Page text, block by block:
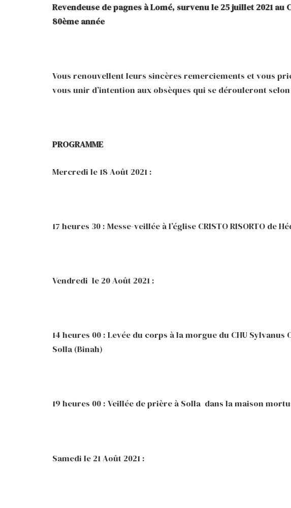
Revendeuse de pagnes à Lomé, survenu le 25 juillet 2021 au
80ème année
Vous renouvellent leurs sincères remerciements et vous
vous unir d’intention aux obsèques qui se dérouleront
PROGRAMME
Mercredi le 18 Août 2021 :
17 heures 30 : Messe-veillée à l’église CRISTO RISORTO de
Vendredi le 20 Août 2021 :
14 heures 00 : Levée du corps à la morgue du CHU Sylvanus
Solla (Binah)
19 heures 00 : Veillée de prière à Solla dans la maison
Samedi le 21 Août 2021 :